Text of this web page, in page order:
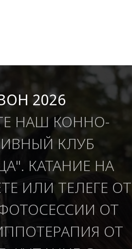
2026
НАШ КОННО-
КЛУБ
КАТАНИЕ НА
ИЛИ ТЕЛЕГЕ ОТ
ОТ
ОТ